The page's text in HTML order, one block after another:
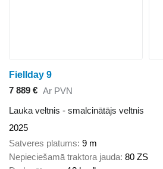
Fiellday 9
7 889 € Ar PVN
Lauka veltnis - smalcinātājs veltnis
2025
Satveres platums 9 m
Nepieciešamā traktora jauda 80 ZS